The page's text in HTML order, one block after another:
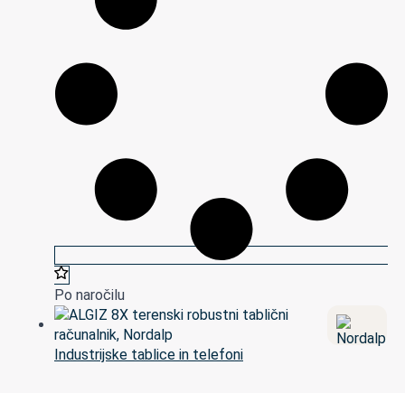
Po naročilu
Industrijske tablice in telefoni